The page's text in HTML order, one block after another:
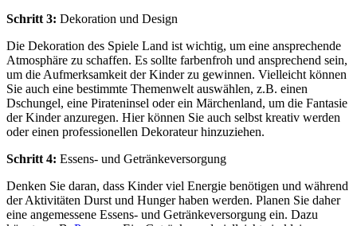
Schritt 3: Dekoration und Design
Die Dekoration des Spiele Land ist wichtig, um eine ansprechende
Atmosphäre zu schaffen. Es sollte farbenfroh und ansprechend sein,
um die Aufmerksamkeit der Kinder zu gewinnen. Vielleicht können
Sie auch eine bestimmte Themenwelt auswählen, z.B. einen
Dschungel, eine Pirateninsel oder ein Märchenland, um die Fantasie
der Kinder anzuregen. Hier können Sie auch selbst kreativ werden
oder einen professionellen Dekorateur hinzuziehen.
Schritt 4: Essens- und Getränkeversorgung
Denken Sie daran, dass Kinder viel Energie benötigen und während
der Aktivitäten Durst und Hunger haben werden. Planen Sie daher
eine angemessene Essens- und Getränkeversorgung ein. Dazu